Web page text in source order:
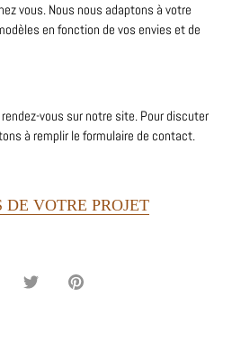
vous. Nous nous adaptons à votre
en fonction de vos envies et de
vous sur notre site. Pour discuter
à remplir le formulaire de contact.
DE VOTRE PROJET
PartagerTweeterÉpingler